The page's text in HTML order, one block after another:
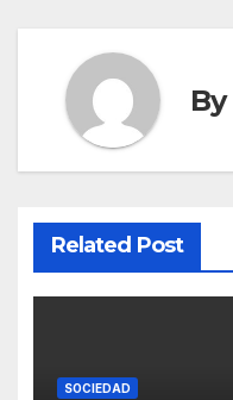
By
Related Post
SOCIEDAD